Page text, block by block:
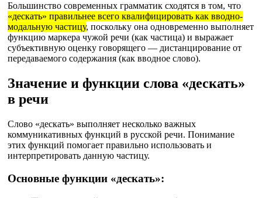
Большинство современных грамматик сходятся в том, что
«дескать» правильнее всего квалифицировать как вводно-
модальную частицу, поскольку она одновременно выполняет
функцию маркера чужой речи (как частица) и выражает
субъективную оценку говорящего — дистанцирование от
передаваемого содержания (как вводное слово).
Значение и функции слова «дескать»
в речи
Слово «дескать» выполняет несколько важных
коммуникативных функций в русской речи. Понимание
этих функций помогает правильно использовать и
интерпретировать данную частицу.
Основные функции «дескать»: